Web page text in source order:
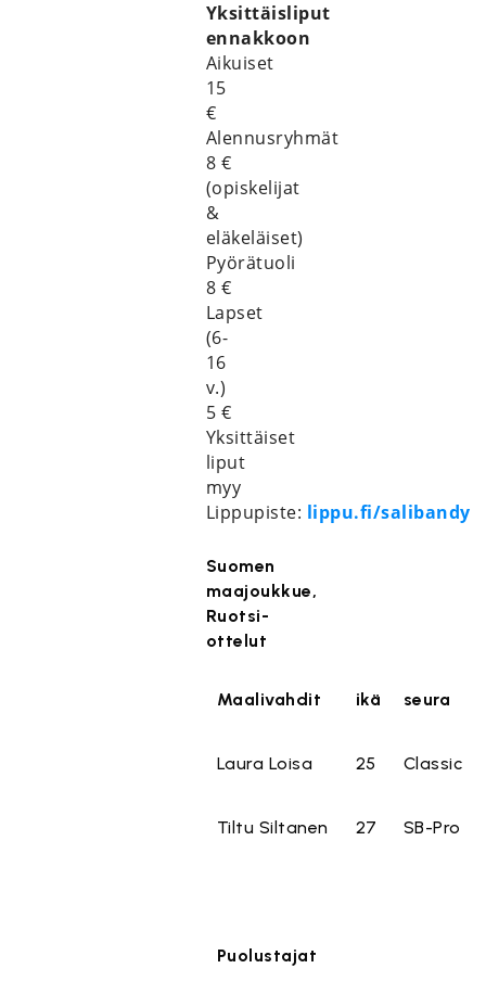
Yksittäisliput
ennakkoon
Aikuiset
15
€
Alennusryhmät
8 €
(opiskelijat
&
eläkeläiset)
Pyörätuoli
8 €
Lapset
(6-
16
v.)
5 €
Yksittäiset
liput
myy
Lippupiste: lippu.fi/salibandy
Suomen
maajoukkue,
Ruotsi-
ottelut
Maalivahdit ikä seura
Laura Loisa 25 Classic
Tiltu Siltanen 27 SB-Pro
Puolustajat